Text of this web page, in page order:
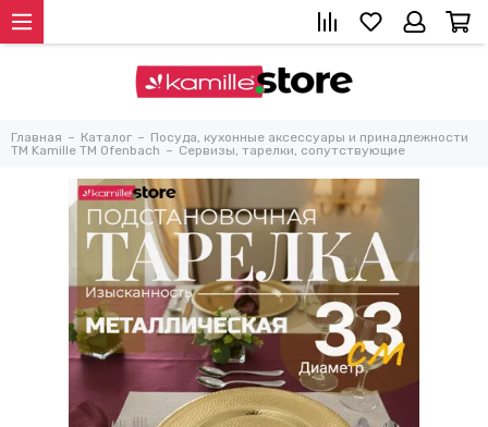
Главная Каталог
Посуда, кухонные аксессуары и принадлежности
TM Kamille TM Ofenbach
Сервизы, тарелки, сопутствующие